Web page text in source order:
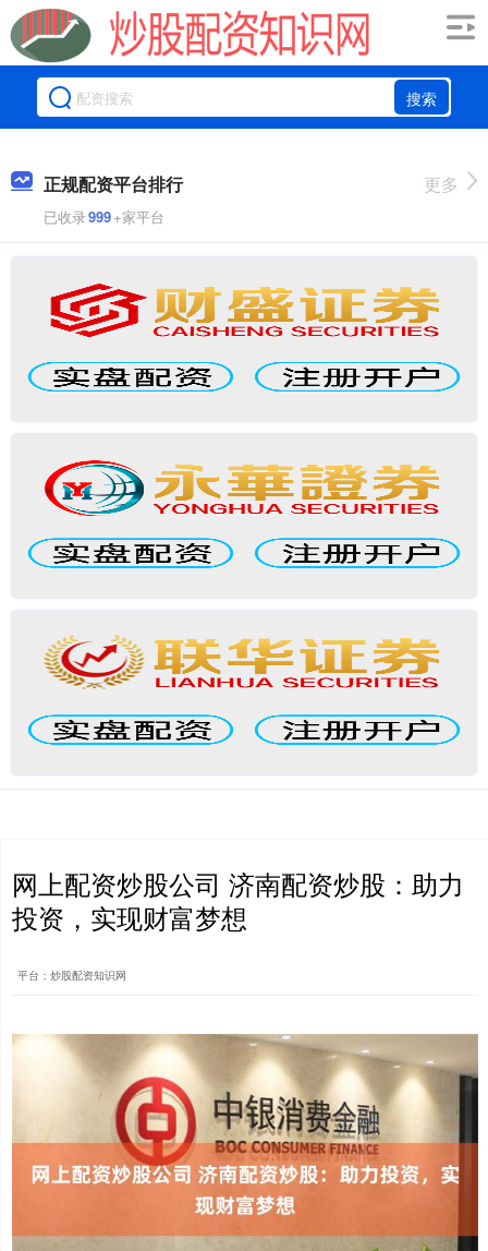
搜索
正规配资平台排行
已收录999+家平台
更多
网上配资炒股公司 济南配资炒股：助力
投资，实现财富梦想
平台：炒股配资知识网